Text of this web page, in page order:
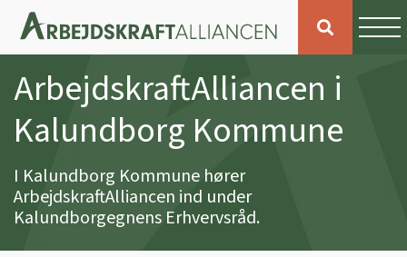
ArbejdskraftAlliancen i
Kalundborg Kommune
I Kalundborg Kommune hører
ArbejdskraftAlliancen ind under
Kalundborgegnens Erhvervsråd.